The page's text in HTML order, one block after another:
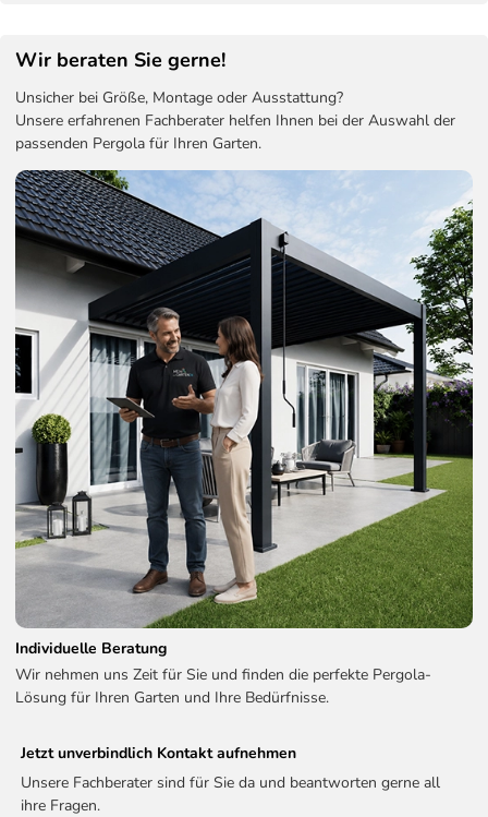
Wir beraten Sie gerne!
Unsicher bei Größe, Montage oder Ausstattung?
Unsere erfahrenen Fachberater helfen Ihnen bei der Auswahl der
passenden Pergola für Ihren Garten.
Individuelle Beratung
Wir nehmen uns Zeit für Sie und finden die perfekte Pergola-
Lösung für Ihren Garten und Ihre Bedürfnisse.
Jetzt unverbindlich Kontakt aufnehmen
Unsere Fachberater sind für Sie da und beantworten gerne all
ihre Fragen.